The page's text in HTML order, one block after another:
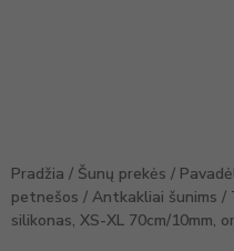
Pradžia / Šunų prekės /
petnešos / Antkakliai šunims /
silikonas, XS-XL 70cm/10mm,